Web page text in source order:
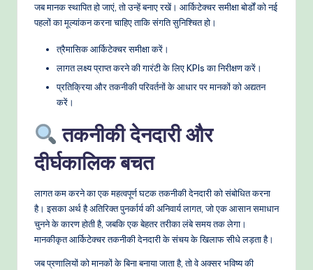
जब मानक स्थापित हो जाएं, तो उन्हें बनाए रखें। आर्किटेक्चर समीक्षा बोर्डों को नई
पहलों का मूल्यांकन करना चाहिए ताकि संगति सुनिश्चित हो।
त्रैमासिक आर्किटेक्चर समीक्षा करें।
लागत लक्ष्य प्राप्त करने की गारंटी के लिए KPIs का निरीक्षण करें।
प्रतिक्रिया और तकनीकी परिवर्तनों के आधार पर मानकों को अद्यतन
करें।
तकनीकी देनदारी और
दीर्घकालिक बचत
लागत कम करने का एक महत्वपूर्ण घटक तकनीकी देनदारी को संबोधित करना
है। इसका अर्थ है अतिरिक्त पुनर्कार्य की अनिवार्य लागत, जो एक आसान समाधान
चुनने के कारण होती है, जबकि एक बेहतर तरीका लंबे समय तक लेगा।
मानकीकृत आर्किटेक्चर तकनीकी देनदारी के संचय के खिलाफ सीधे लड़ता है।
जब प्रणालियों को मानकों के बिना बनाया जाता है, तो वे अक्सर भविष्य की